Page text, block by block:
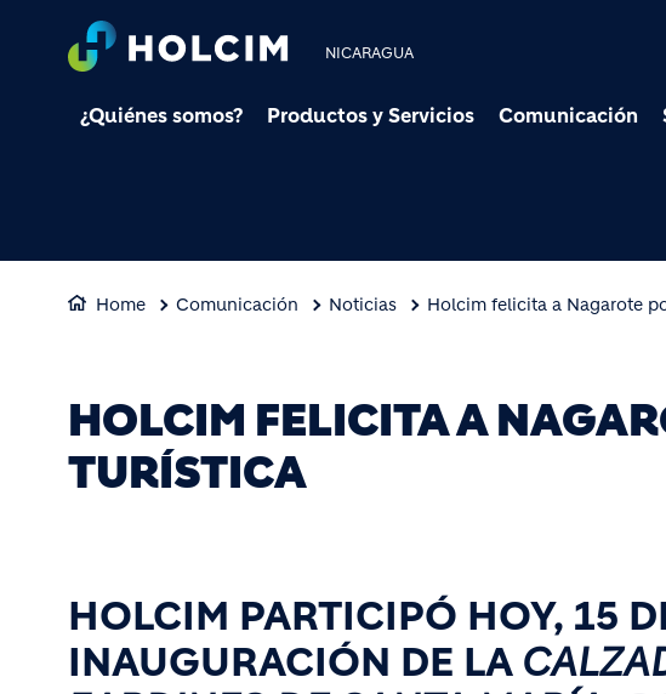
NICARAGUA
¿Quiénes somos? Productos y Servicios Comunicación
Home Comunicación Noticias Holcim felicita a Nagarote
HOLCIM FELICITA A
TURÍSTICA
HOLCIM PARTICIPÓ HOY, 15
INAUGURACIÓN DE LA